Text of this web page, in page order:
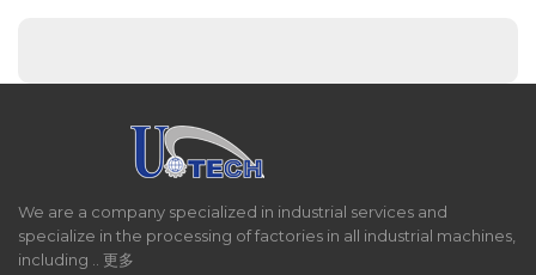
We are a company specialized in industrial services and
specialize in the processing of factories in all industrial machines,
including .. 更多